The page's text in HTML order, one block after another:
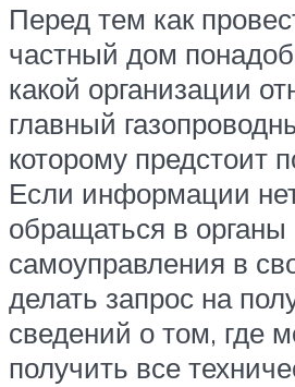
Перед тем как
частный дом
какой организации
главный
которому предстоит
Если информации
обращаться в органы
самоуправления в
делать запрос на
сведений о том, где
получить все